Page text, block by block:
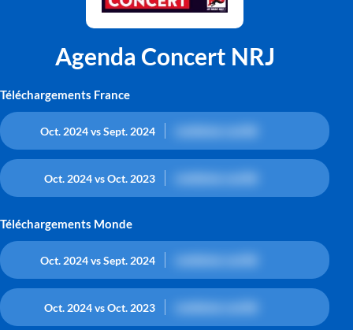
Agenda Concert NRJ
Téléchargements France
Oct. 2024 vs Sept. 2024
Oct. 2024 vs Oct. 2023
Téléchargements Monde
Oct. 2024 vs Sept. 2024
Oct. 2024 vs Oct. 2023